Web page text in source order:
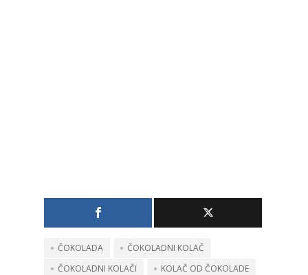
ČOKOLADA
ČOKOLADNI KOLAČ
ČOKOLADNI KOLAČI
KOLAČ OD ČOKOLADE